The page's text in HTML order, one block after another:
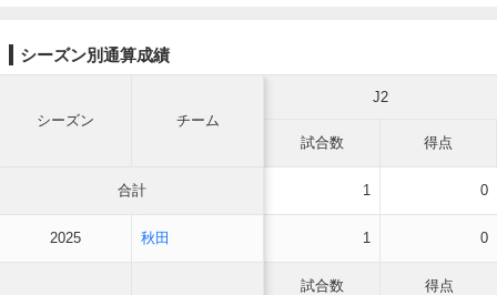
シーズン別通算成績
シーズン チーム
J2
試合数 得点
合計 1 0
2025 秋田 1 0
試合数 得点